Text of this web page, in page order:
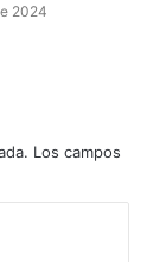
2024
Los campos